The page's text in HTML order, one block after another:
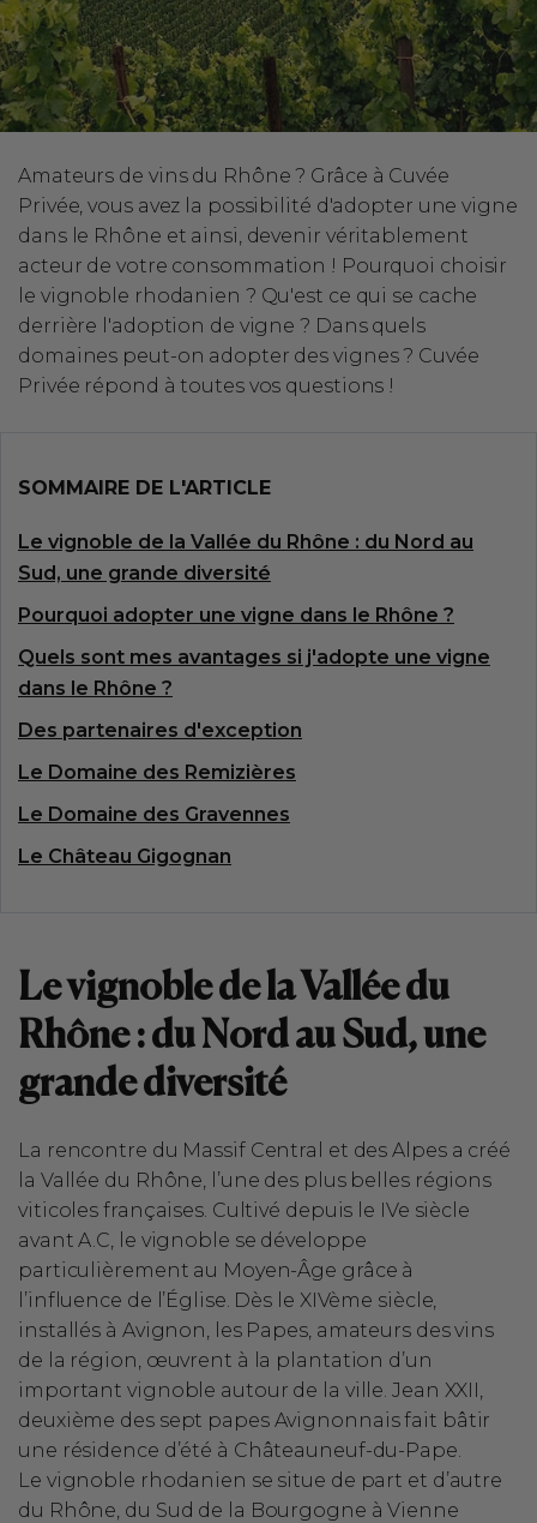
Amateurs de vins du Rhône ? Grâce à Cuvée
Privée, vous avez la possibilité d'adopter une vigne
dans le Rhône et ainsi, devenir véritablement
acteur de votre consommation ! Pourquoi choisir
le vignoble rhodanien ? Qu'est ce qui se cache
derrière l'adoption de vigne ? Dans quels
domaines peut-on adopter des vignes ? Cuvée
Privée répond à toutes vos questions !
SOMMAIRE DE L'ARTICLE
Le vignoble de la Vallée du Rhône : du Nord au
Sud, une grande diversité
Pourquoi adopter une vigne dans le Rhône ?
Quels sont mes avantages si j'adopte une vigne
dans le Rhône ?
Des partenaires d'exception
Le Domaine des Remizières
Le Domaine des Gravennes
Le Château Gigognan
Le vignoble de la Vallée du
Rhône : du Nord au Sud, une
grande diversité
La rencontre du Massif Central et des Alpes a créé
la Vallée du Rhône, l’une des plus belles régions
viticoles françaises. Cultivé depuis le IVe siècle
avant A.C, le vignoble se développe
particulièrement au Moyen-Âge grâce à
l’influence de l’Église. Dès le XIVème siècle,
installés à Avignon, les Papes, amateurs des vins
de la région, œuvrent à la plantation d’un
important vignoble autour de la ville. Jean XXII,
deuxième des sept papes Avignonnais fait bâtir
une résidence d’été à Châteauneuf-du-Pape.
Le vignoble rhodanien se situe de part et d’autre
du Rhône, du Sud de la Bourgogne à Vienne